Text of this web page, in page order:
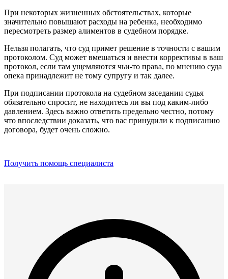
При некоторых жизненных обстоятельствах, которые
значительно повышают расходы на ребенка, необходимо
пересмотреть размер алиментов в судебном порядке.
Нельзя полагать, что суд примет решение в точности с вашим
протоколом. Суд может вмешаться и внести коррективы в ваш
протокол, если там ущемляются чьи-то права, по мнению суда
опека принадлежит не тому супругу и так далее.
При подписании протокола на судебном заседании судья
обязательно спросит, не находитесь ли вы под каким-либо
давлением. Здесь важно ответить предельно честно, потому
что впоследствии доказать, что вас принудили к подписанию
договора, будет очень сложно.
Получить помощь специалиста